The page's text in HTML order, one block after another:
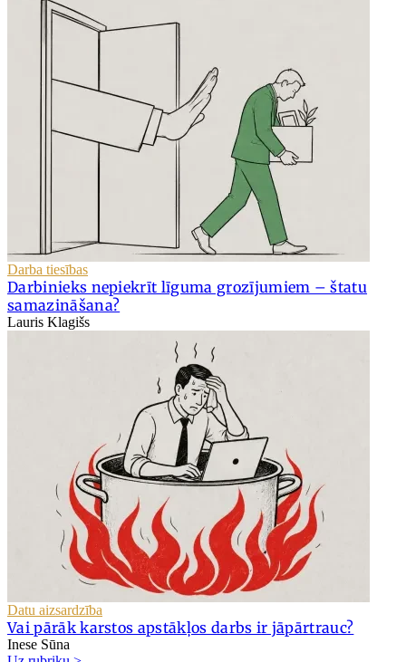
Darba tiesības
Darbinieks nepiekrīt līguma grozījumiem – štatu
samazināšana?
Lauris Klagišs
Datu aizsardzība
Vai pārāk karstos apstākļos darbs ir jāpārtrauc?
Inese Sūna